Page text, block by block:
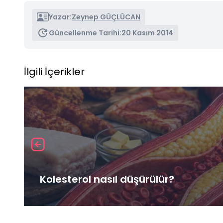
Yazar:Zeynep GÜÇLÜCAN
Güncellenme Tarihi:20 Kasım 2014
İlgili İçerikler
Kolesterol nasıl düşürülür?